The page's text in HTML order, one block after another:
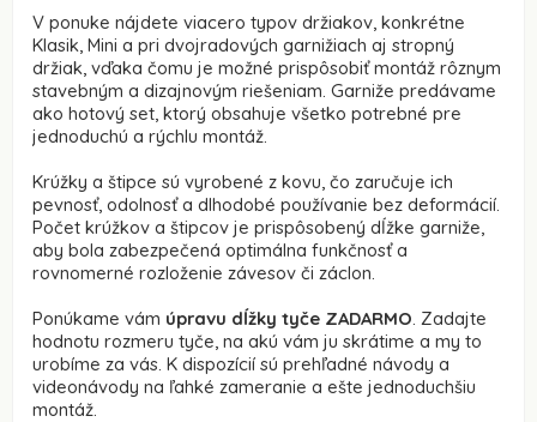
V ponuke nájdete viacero typov držiakov, konkrétne
Klasik, Mini a pri dvojradových garnižiach aj stropný
držiak, vďaka čomu je možné prispôsobiť montáž rôznym
stavebným a dizajnovým riešeniam. Garniže predávame
ako hotový set, ktorý obsahuje všetko potrebné pre
jednoduchú a rýchlu montáž.
Krúžky a štipce sú vyrobené z kovu, čo zaručuje ich
pevnosť, odolnosť a dlhodobé používanie bez deformácií.
Počet krúžkov a štipcov je prispôsobený dĺžke garniže,
aby bola zabezpečená optimálna funkčnosť a
rovnomerné rozloženie závesov či záclon.
Ponúkame vám úpravu dĺžky tyče ZADARMO . Zadajte
hodnotu rozmeru tyče, na akú vám ju skrátime a my to
urobíme za vás. K dispozícií sú prehľadné návody a
videonávody na ľahké zameranie a ešte jednoduchšiu
montáž.